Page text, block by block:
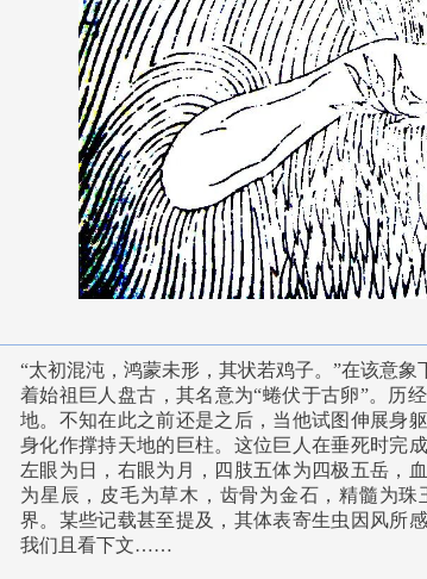
“太初混沌，鸿蒙未形，其状若鸡子。”在该意
着始祖巨人盘古，其名意为“蜷伏于古卵”。历
地。不知在此之前还是之后，当他试图伸展
身化作撑持天地的巨柱。这位巨人在垂死时完
左眼为日，右眼为月，四肢五体为四极五岳，
为星辰，皮毛为草木，齿骨为金石，精髓为
界。某些记载甚至提及，其体表寄生虫因风所
我们且看下文……